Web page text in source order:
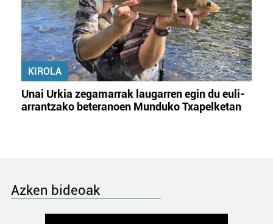
KIROLA
Unai Urkia zegamarrak laugarren egin du euli-
arrantzako beteranoen Munduko Txapelketan
Azken bideoak